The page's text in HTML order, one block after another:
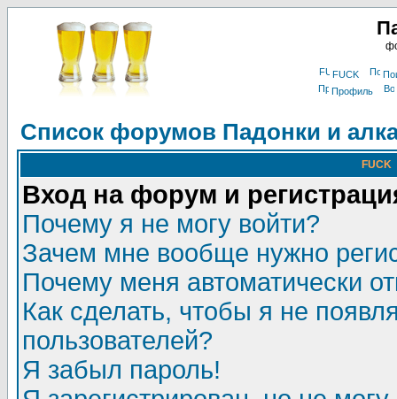
FUCK
Профиль
Список форумов Падонки и
FUCK
Вход на форум и
Почему я не могу войти?
Зачем мне вообще нужно
Почему меня автоматически
Как сделать, чтобы я не
пользователей?
Я забыл пароль!